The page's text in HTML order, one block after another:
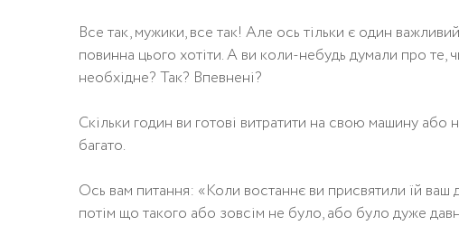
Все так, мужики, все так! Але ось тільки є один
повинна цього хотіти. А ви коли-небудь думали про те,
необхідне? Так? Впевнені?
Скільки годин ви готові витратити на свою машину
багато.
Ось вам питання: «Коли востаннє ви присвятили їй
потім що такого або зовсім не було, або було дуже